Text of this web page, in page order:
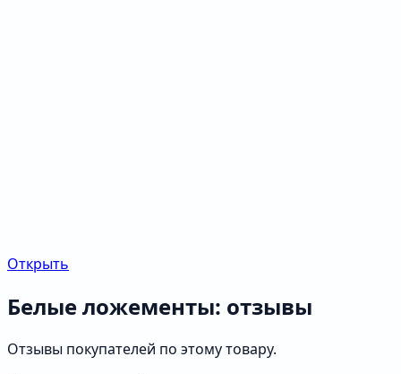
Открыть
Белые ложементы: отзывы
Отзывы покупателей по этому товару.